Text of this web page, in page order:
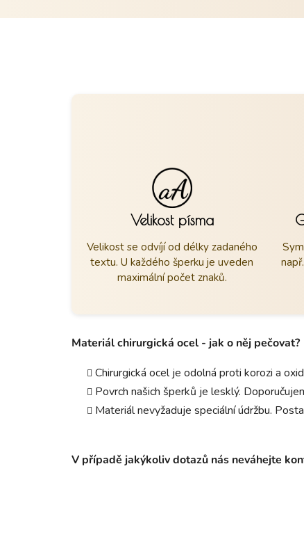
Velikost písma
Velikost se odvíjí od délky zadaného
textu. U každého šperku je uveden
maximální počet znaků.
Materiál chirurgická ocel - jak o něj pečovat?
Chirurgická ocel je odolná proti korozi a
Povrch našich šperků je lesklý.
Materiál nevyžaduje speciální údržbu.
V případě jakýkoliv dotazů nás neváhejte